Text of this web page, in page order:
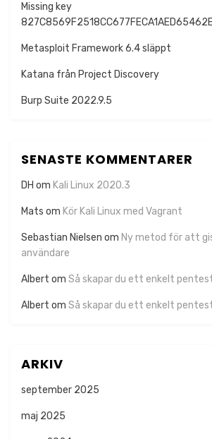
Missing key
Metasploit Framework 6.4 släppt
Katana från Project Discovery
Burp Suite 2022.9.5
SENASTE KOMMENTARER
DH om Kali Linux 2020.3
Mats om Kör Kali Linux med Vagrant
Sebastian Nielsen om Ny metod för att
användare
Albert om Så skapar du ett enkelt
Albert om Så skapar du ett enkelt
ARKIV
september 2025
maj 2025